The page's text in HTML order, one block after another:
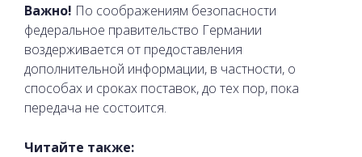
Важно! По соображениям безопасности
федеральное правительство Германии
воздерживается от предоставления
дополнительной информации, в частности, о
способах и сроках поставок, до тех пор, пока
передача не состоится.
Читайте также: